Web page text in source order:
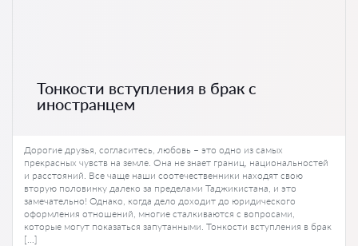
Тонкости вступления в брак с
иностранцем
Дорогие друзья, согласитесь, любовь – это одно из самых
прекрасных чувств на земле. Она не знает границ, национальностей
и расстояний. Все чаще наши соотечественники находят свою
вторую половинку далеко за пределами Таджикистана, и это
замечательно! Однако, когда дело доходит до юридического
оформления отношений, многие сталкиваются с вопросами,
которые могут показаться запутанными. Тонкости вступления в брак
[…]